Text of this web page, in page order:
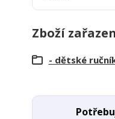
Zboží
- dětské